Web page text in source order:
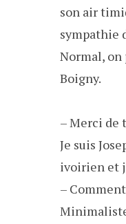
son air
sympathie
Normal, on
Boigny.
– Merci de
Je suis
ivoirien et
–